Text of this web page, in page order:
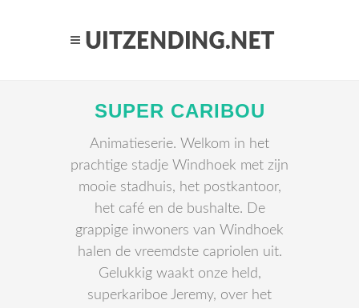
SUPER CARIBOU
Animatieserie. Welkom in het
prachtige stadje Windhoek met zijn
mooie stadhuis, het postkantoor,
het café en de bushalte. De
grappige inwoners van Windhoek
halen de vreemdste capriolen uit.
Gelukkig waakt onze held,
superkariboe Jeremy, over het